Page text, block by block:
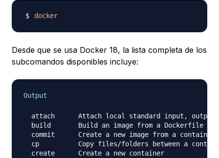
docker
Desde que se usa Docker 18, la lista completa de los
subcomandos disponibles incluye:
Output
attach      Attach local standard input,
  build       Build an image from a Dockerfile
commit      Create a new image from a
cp          Copy files/folders between a
  create      Create a new container